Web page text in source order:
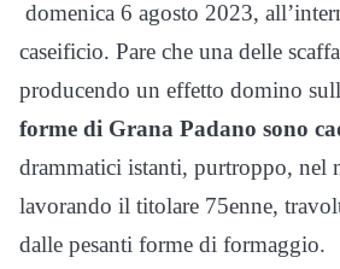
domenica 6 agosto 2023,
caseificio. Pare che una delle
producendo un effetto domino
forme di Grana Padano sono
drammatici istanti, purtroppo, nel
lavorando il titolare 75enne,
dalle pesanti forme di formaggio.